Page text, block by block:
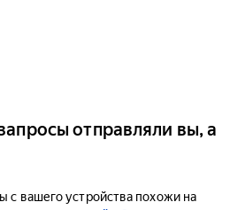
отправляли вы, а
с вашего устройства похожи на